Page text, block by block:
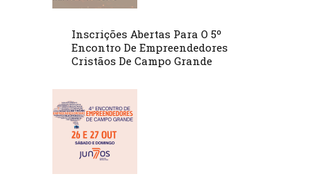
Inscrições Abertas Para O 5º
Encontro De Empreendedores
Cristãos De Campo Grande